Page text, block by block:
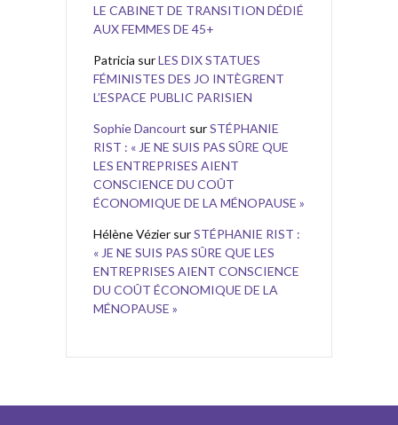
LE CABINET DE TRANSITION DÉDIÉ
AUX FEMMES DE 45+
Patricia surLES DIX STATUES
FÉMINISTES DES JO INTÈGRENT
L’ESPACE PUBLIC PARISIEN
Sophie Dancourt surSTÉPHANIE
RIST : « JE NE SUIS PAS SÛRE QUE
LES ENTREPRISES AIENT
CONSCIENCE DU COÛT
ÉCONOMIQUE DE LA MÉNOPAUSE »
Hélène Vézier surSTÉPHANIE RIST :
« JE NE SUIS PAS SÛRE QUE LES
ENTREPRISES AIENT CONSCIENCE
DU COÛT ÉCONOMIQUE DE LA
MÉNOPAUSE »